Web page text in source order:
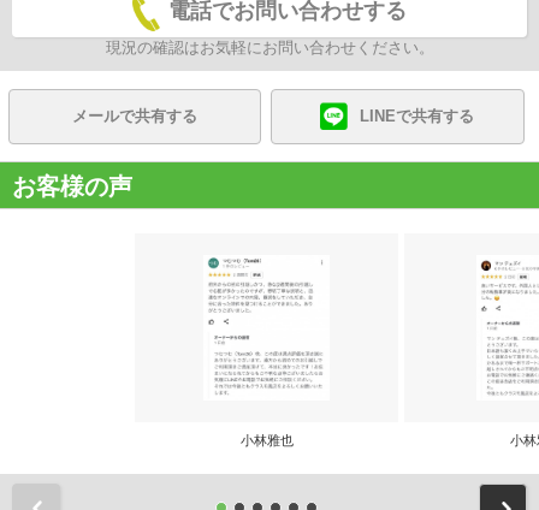
電話でお問い合わせする
現況の確認はお気軽にお問い合わせください。
メールで共有する LINEで共有する
お客様の声
小林雅也 小林